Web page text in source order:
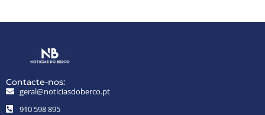
Contacte-nos:
geral@noticiasdoberco.pt
910 598 895